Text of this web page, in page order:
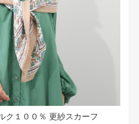
１００％ 更紗スカーフ